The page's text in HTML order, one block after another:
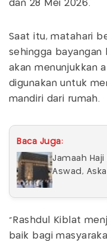
dan 28 Mei 2026.
Saat itu, matahari
sehingga
akan menunjukkan
digunakan untuk
mandiri dari rumah.
Baca Juga:
Jamaah
Aswad,
“Rashdul Kiblat
baik bagi